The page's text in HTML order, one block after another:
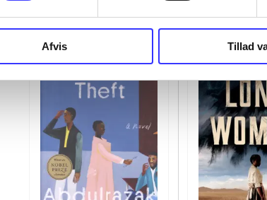
Afvis Tillad